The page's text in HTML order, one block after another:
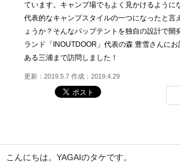
ています。キャンプ場でもよく見かけるように
代表的なキャンプスタイルの一つになったと言
ょうか？そんなパップテントを独自の設計で開
ランド「INOUTDOOR」代表の森 豊雪さんに
ある三浦まで訪問しました！
更新：2019.5.7 作成：2019.4.29
こんにちは。YAGAIのタケです。